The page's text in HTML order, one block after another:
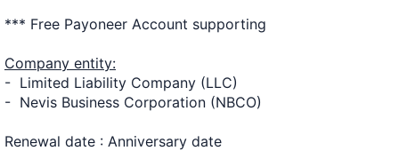
*** Free Payoneer Account supporting
Company entity:
- Limited Liability Company (LLC)
- Nevis Business Corporation (NBCO)
Renewal date : Anniversary date